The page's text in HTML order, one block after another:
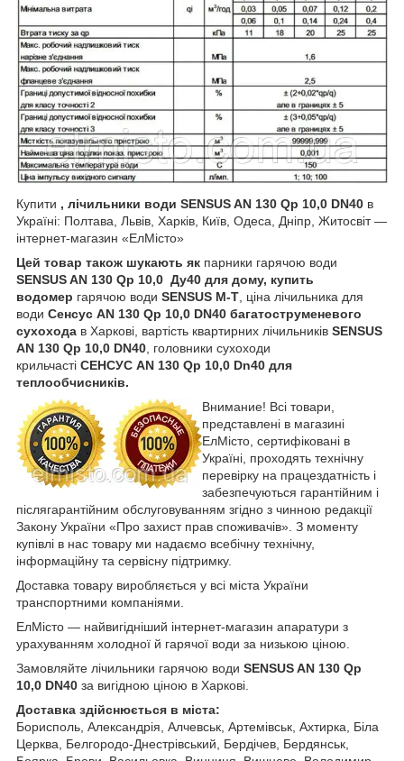
Купити , лічильники води SENSUSAN 130 Qp 10,0 DN40 в
Україні: Полтава, Львів, Харків, Київ, Одеса, Дніпр, Житосвіт —
інтернет-магазин «ЕлМісто»
Цей товар також шукають як парники гарячою води
SENSUSAN 130 Qp 10,0 Ду40 для дому, купить
водомер гарячою води SENSUS M-T, ціна лічильника для
води Сенсус AN 130 Qp 10,0 DN40 багатоструменевого
сухохода в Харкові, вартість квартирних лічильників SENSUS
AN 130 Qp 10,0 DN40, головники сухоходи
крильчасті СЕНСУС AN 130 Qp 10,0 Dn40 для
теплообчисників.
Внимание! Всі товари,
представлені в магазині
ЕлМісто, сертифіковані в
Україні, проходять технічну
перевірку на працездатність і
забезпечуються гарантійним і
післягарантійним обслуговуванням згідно з чинною редакції
Закону України «Про захист прав споживачів». З моменту
купівлі в нас товару ми надаємо всебічну технічну,
інформаційну та сервісну підтримку.
Доставка товару виробляється у всі міста України
транспортними компаніями.
ЕлМісто — найвигідніший інтернет-магазин апаратури з
урахуванням холодної й гарячої води за низькою ціною.
Замовляйте лічильники гарячою води SENSUSAN 130 Qp
10,0 DN40 за вигідною ціною в Харкові.
Доставка здійснюється в міста:
Борисполь, Александрія, Алчевськ, Артемівськ, Ахтирка, Біла
Церква, Белгородо-Днестрівський, Бердічев, Бердянськ,